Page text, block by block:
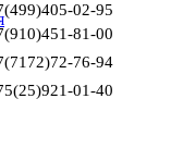
02-95
81-00
76-94
01-40